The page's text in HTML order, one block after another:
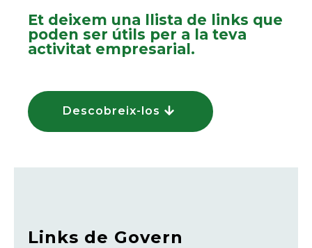
Et deixem una llista de links que
poden ser útils per a la teva
activitat empresarial.
Descobreix-los
Links de Govern